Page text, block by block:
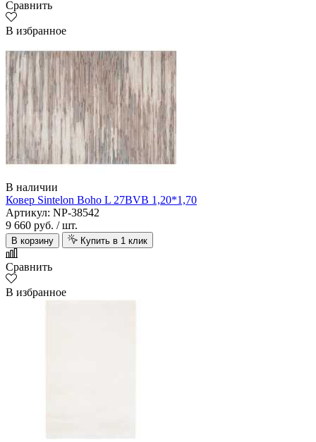
Сравнить
В избранное
В наличии
Ковер Sintelon Boho L 27BVB 1,20*1,70
Артикул: NP-38542
9 660 руб. / шт.
В корзину Купить в 1 клик
Сравнить
В избранное